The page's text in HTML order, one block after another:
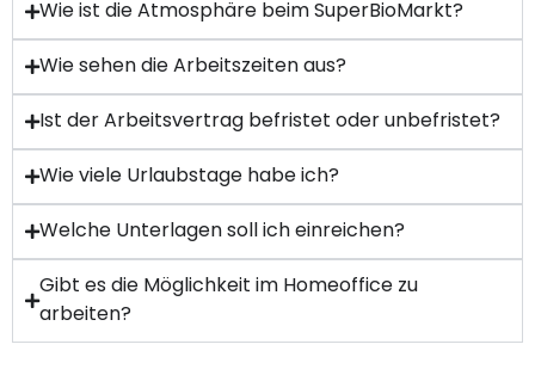
Wie ist die Atmosphäre beim SuperBioMarkt?
Wie sehen die Arbeitszeiten aus?
Ist der Arbeitsvertrag befristet oder unbefristet?
Wie viele Urlaubstage habe ich?
Welche Unterlagen soll ich einreichen?
Gibt es die Möglichkeit im Homeoffice zu
arbeiten?